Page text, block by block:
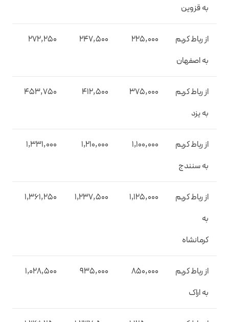
به قزوین
از رباط کریم
به اصفهان
225,000
247,500
272,250
از رباط کریم
به یزد
375,000
412,500
453,750
از رباط کریم
به سنندج
1,100,000
1,210,000
1,331,000
از رباط کریم
به
کرمانشاه
1,125,000
1,237,500
1,361,250
از رباط کریم
به اراک
850,000
935,000
1,028,500